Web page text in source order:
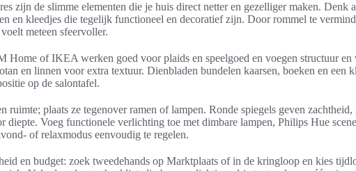
zijn de slimme elementen die je huis direct netter en gezelliger maken. Denk
en kleedjes die tegelijk functioneel en decoratief zijn. Door rommel te
meteen sfeervoller.
Home of IKEA werken goed voor plaids en speelgoed en voegen structuur en
en linnen voor extra textuur. Dienbladen bundelen kaarsen, boeken en een
op de salontafel.
ruimte; plaats ze tegenover ramen of lampen. Ronde spiegels geven zachtheid,
diepte. Voeg functionele verlichting toe met dimbare lampen, Philips Hue
of relaxmodus eenvoudig te regelen.
en budget: zoek tweedehands op Marktplaats of in de kringloop en kies